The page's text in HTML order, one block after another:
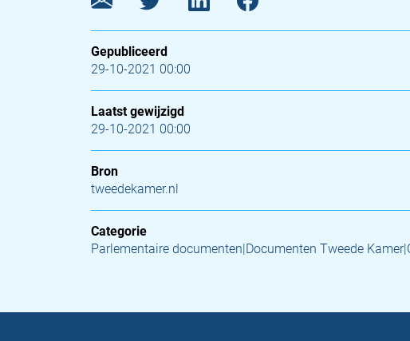
Gepubliceerd
29-10-2021 00:00
Laatst gewijzigd
29-10-2021 00:00
Bron
tweedekamer.nl
Categorie
Parlementaire documenten|Documenten Tweede